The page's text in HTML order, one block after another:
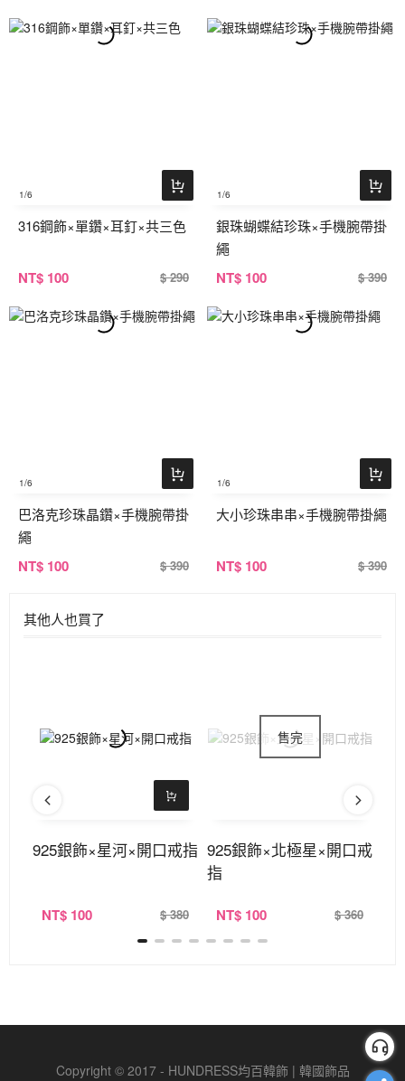
1/6
316鋼飾×單鑽×耳釘×共三色
NT$ 100 $ 290
1/6
銀珠蝴蝶結珍珠×手機腕帶掛
繩
NT$ 100 $ 390
1/6
巴洛克珍珠晶鑽×手機腕帶掛
繩
NT$ 100 $ 390
1/6
大小珍珠串串×手機腕帶掛繩
NT$ 100 $ 390
其他人也買了
925銀飾×星河×開口戒指
NT$ 100 $ 380
925銀飾×北極星×開口戒
指
NT$ 100 $ 360
Copyright © 2017 - HUNDRESS均百韓飾 | 韓國飾品